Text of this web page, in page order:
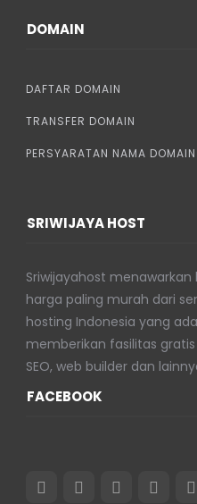
DOMAIN
DAFTAR DOMAIN
TRANSFER DOMAIN
PERSYARATAN NAMA
SRIWIJAYA HOST
Sriwijayahost
harga paling murah dari
hosting Indonesia yang
memberikan fasilitas gratis
SEO, web builder dan
FACEBOOK